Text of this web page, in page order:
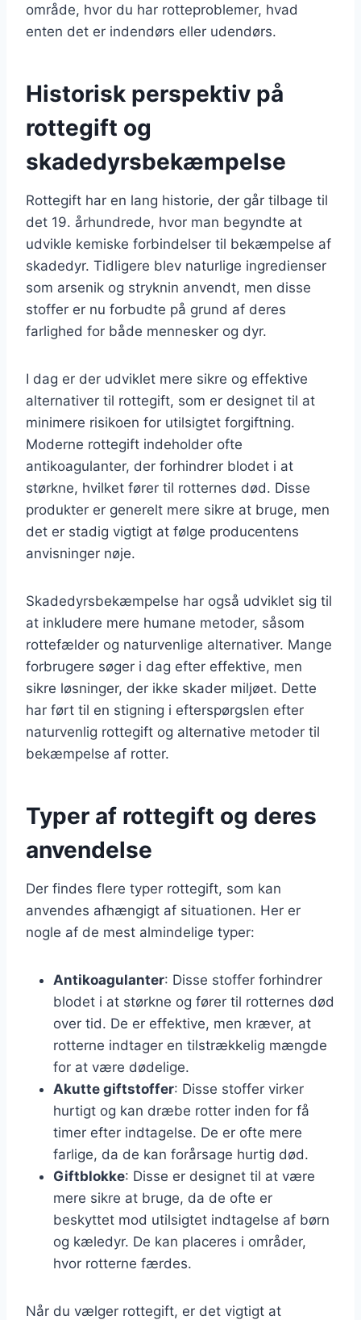
område, hvor du har rotteproblemer, hvad
enten det er indendørs eller udendørs.
Historisk perspektiv på
rottegift og
skadedyrsbekæmpelse
Rottegift har en lang historie, der går tilbage til
det 19. århundrede, hvor man begyndte at
udvikle kemiske forbindelser til bekæmpelse af
skadedyr. Tidligere blev naturlige ingredienser
som arsenik og stryknin anvendt, men disse
stoffer er nu forbudte på grund af deres
farlighed for både mennesker og dyr.
I dag er der udviklet mere sikre og effektive
alternativer til rottegift, som er designet til at
minimere risikoen for utilsigtet forgiftning.
Moderne rottegift indeholder ofte
antikoagulanter, der forhindrer blodet i at
størkne, hvilket fører til rotternes død. Disse
produkter er generelt mere sikre at bruge, men
det er stadig vigtigt at følge producentens
anvisninger nøje.
Skadedyrsbekæmpelse har også udviklet sig til
at inkludere mere humane metoder, såsom
rottefælder og naturvenlige alternativer. Mange
forbrugere søger i dag efter effektive, men
sikre løsninger, der ikke skader miljøet. Dette
har ført til en stigning i efterspørgslen efter
naturvenlig rottegift og alternative metoder til
bekæmpelse af rotter.
Typer af rottegift og deres
anvendelse
Der findes flere typer rottegift, som kan
anvendes afhængigt af situationen. Her er
nogle af de mest almindelige typer:
Antikoagulanter: Disse stoffer forhindrer
blodet i at størkne og fører til rotternes død
over tid. De er effektive, men kræver, at
rotterne indtager en tilstrækkelig mængde
for at være dødelige.
Akutte giftstoffer: Disse stoffer virker
hurtigt og kan dræbe rotter inden for få
timer efter indtagelse. De er ofte mere
farlige, da de kan forårsage hurtig død.
Giftblokke: Disse er designet til at være
mere sikre at bruge, da de ofte er
beskyttet mod utilsigtet indtagelse af børn
og kæledyr. De kan placeres i områder,
hvor rotterne færdes.
Når du vælger rottegift, er det vigtigt at